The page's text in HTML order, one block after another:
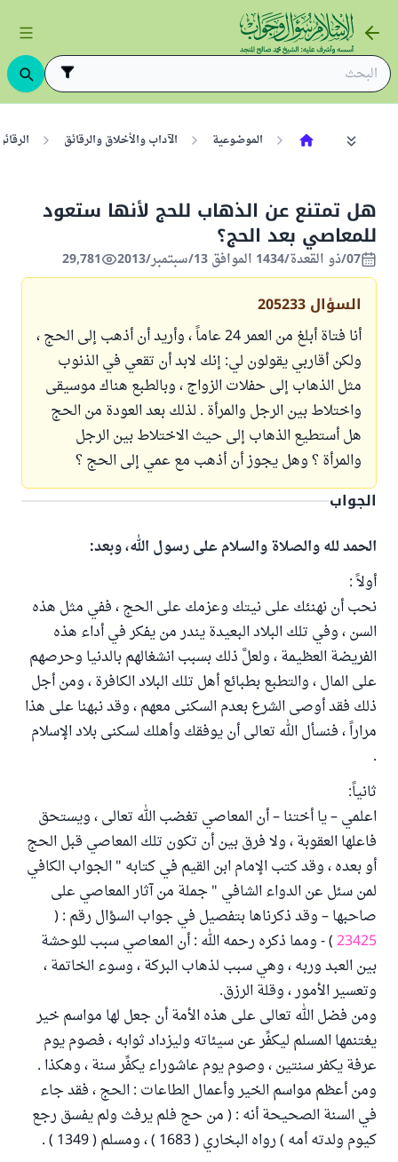
الموضوعية الآداب والأخلاق والرقائق
هل تمتنع عن الذهاب للحج لأنها ستعود
للمعاصي بعد الحج؟
07/ذو القعدة/1434 الموافق 13/سبتمبر/2013 29,781
السؤال 205233
أنا فتاة أبلغ من العمر 24 عاماً ، وأريد أن أذهب إلى الحج ،
ولكن أقاربي يقولون لي: إنك لابد أن تقعي في الذنوب
مثل الذهاب إلى حفلات الزواج ، وبالطبع هناك موسيقى
واختلاط بين الرجل والمرأة . لذلك بعد العودة من الحج
هل أستطيع الذهاب إلى حيث الاختلاط بين الرجل
والمرأة ؟ وهل يجوز أن أذهب مع عمي إلى الحج ؟
الجواب
الحمد لله والصلاة والسلام على رسول الله، وبعد:
أولاً :
نحب أن نهنئك على نيتك وعزمك على الحج ، ففي مثل هذه
السن ، وفي تلك البلاد البعيدة يندر من يفكر في أداء هذه
الفريضة العظيمة ، ولعلَّ ذلك بسبب انشغالهم بالدنيا وحرصهم
على المال ، والتطبع بطبائع أهل تلك البلاد الكافرة ، ومن أجل
ذلك فقد أوصى الشرع بعدم السكنى معهم ، وقد نبهنا على هذا
مراراً ، فنسأل الله تعالى أن يوفقك وأهلك لسكنى بلاد الإسلام
.
ثانياً:
اعلمي – يا أختنا – أن المعاصي تغضب الله تعالى ، ويستحق
فاعلها العقوبة ، ولا فرق بين أن تكون تلك المعاصي قبل الحج
أو بعده ، وقد كتب الإمام ابن القيم في كتابه " الجواب الكافي
لمن سئل عن الدواء الشافي " جملة من آثار المعاصي على
صاحبها – وقد ذكرناها بتفصيل في جواب السؤال رقم : (
23425) - ومما ذكره رحمه الله : أن المعاصي سبب للوحشة
بين العبد وربه ، وهي سبب لذهاب البركة ، وسوء الخاتمة ،
وتعسير الأمور ، وقلة الرزق.
ومن فضل الله تعالى على هذه الأمة أن جعل لها مواسم خير
يغتنمها المسلم ليكفِّر عن سيئاته وليزداد ثوابه ، فصوم يوم
عرفة يكفر سنتين ، وصوم يوم عاشوراء يكفِّر سنة ، وهكذا .
ومن أعظم مواسم الخير وأعمال الطاعات : الحج ، فقد جاء
في السنة الصحيحة أنه : ( من حج فلم يرفث ولم يفسق رجع
كيوم ولدته أمه ) رواه البخاري ( 1683 ) ، ومسلم ( 1349 ) .